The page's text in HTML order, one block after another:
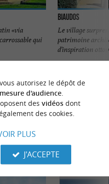
«via
qui
Biaudos
Le village
patrimoine
d’inspiration
POUR VOUS
autorisez le dépôt de
mesure d'audience.
des vidéosdont
des cookies.
PLUS
J'ACCEPTE